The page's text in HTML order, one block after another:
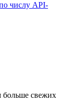
числу API-
больше свежих